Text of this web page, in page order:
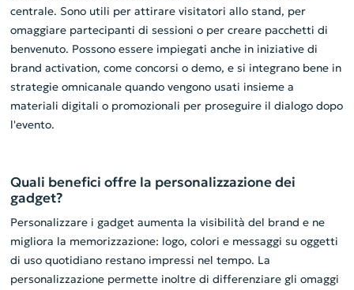
centrale. Sono utili per attirare visitatori allo stand, per
omaggiare partecipanti di sessioni o per creare pacchetti di
benvenuto. Possono essere impiegati anche in iniziative di
brand activation, come concorsi o demo, e si integrano bene in
strategie omnicanale quando vengono usati insieme a
materiali digitali o promozionali per proseguire il dialogo dopo
l'evento.
Quali benefici offre la personalizzazione dei
gadget?
Personalizzare i gadget aumenta la visibilità del brand e ne
migliora la memorizzazione: logo, colori e messaggi su oggetti
di uso quotidiano restano impressi nel tempo. La
personalizzazione permette inoltre di differenziare gli omaggi